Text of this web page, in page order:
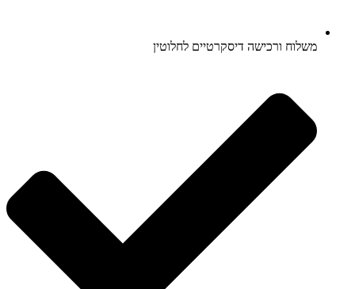
משלוח ורכישה דיסקרטיים לחלוטין